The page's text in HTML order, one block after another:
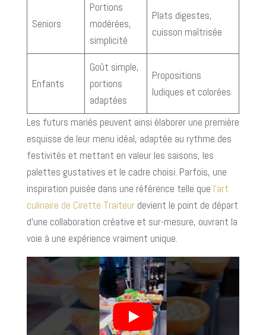
Seniors
Portions
modérées,
simplicité
Plats digestes,
cuisson maîtrisée
Enfants
Goût simple,
portions
adaptées
Propositions
ludiques et colorées
Les futurs mariés peuvent ainsi élaborer une première
esquisse de leur menu idéal, adaptée au rythme des
festivités et mettant en valeur les saisons, les
palettes gustatives et le cadre choisi. Parfois, une
inspiration puisée dans une référence telle que l’art
culinaire de Cirette Traiteurdevient le point de départ
d’une collaboration créative et sur-mesure, ouvrant la
voie à une expérience vraiment unique.